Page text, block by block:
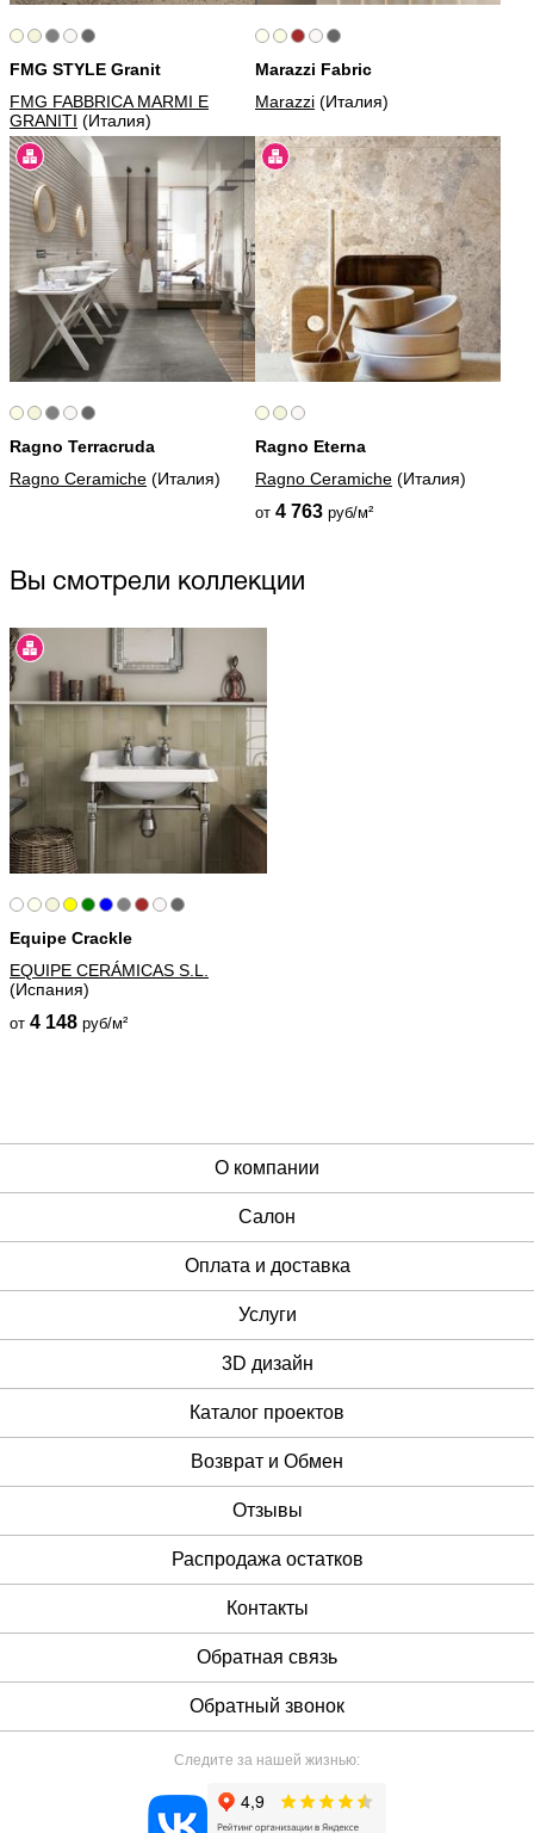
FMG STYLE Granit
FMG FABBRICA MARMI E
GRANITI (Италия)
Marazzi Fabric
Marazzi (Италия)
Ragno Terracruda
Ragno Ceramiche (Италия)
Ragno Eterna
Ragno Ceramiche (Италия)
от 4 763 руб/м²
Вы смотрели коллекции
Equipe Crackle
EQUIPE CERÁMICAS S.L.
(Испания)
от 4 148 руб/м²
О компании
Cалон
Оплата и доставка
Услуги
3D дизайн
Каталог проектов
Возврат и Обмен
Отзывы
Распродажа остатков
Контакты
Обратная связь
Обратный звонок
Следите за нашей жизнью: